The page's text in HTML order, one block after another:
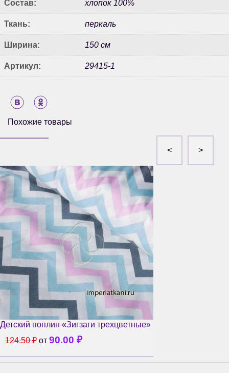
Состав: хлопок 100%
Ткань: перкаль
Ширина: 150 см
Артикул: 29415-1
Похожие товары
Детский поплин «Зигзаги трехцветные»
124.50₽ от 90.00 ₽